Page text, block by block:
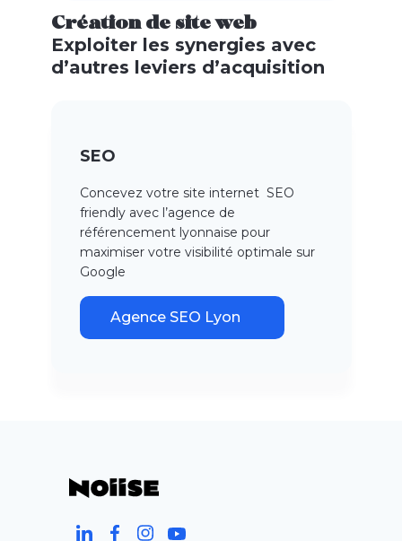
Création de site web
Exploiter les synergies avec
d’autres leviers d’acquisition
SEO
Concevez votre site internet SEO
friendly avec l’agence de
référencement lyonnaise pour
maximiser votre visibilité optimale sur
Google
Agence SEO Lyon